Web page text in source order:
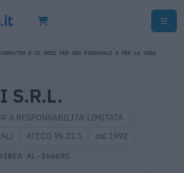
E DI BENI PER USO PERSONALE E PER LA CASA
S.R.L.
A RESPONSABILITA' LIMITATA
ATECO 95.31.1 dal 1992
REA AL-166695